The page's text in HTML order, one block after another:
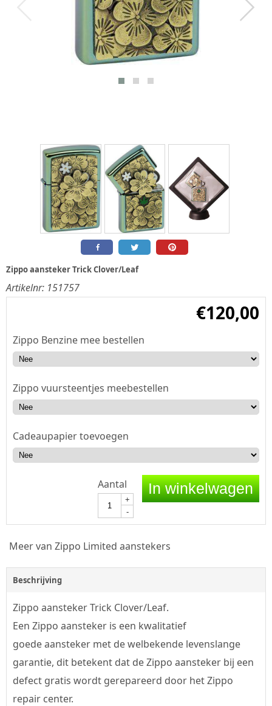
Zippo aansteker Trick Clover/Leaf
Artikelnr: 151757
€120,00
Zippo Benzine mee bestellen
Zippo vuursteentjes meebestellen
Cadeaupapier toevoegen
Aantal
+
-
In winkelwagen
Meer van Zippo Limited aanstekers
Beschrijving
Zippo aansteker Trick Clover/Leaf.
Een Zippo aansteker is een kwalitatief
goede aansteker met de welbekende levenslange
garantie, dit betekent dat de Zippo aansteker bij een
defect gratis wordt gerepareerd door het Zippo
repair center.